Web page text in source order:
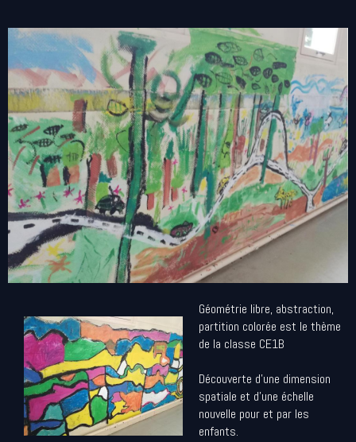
Géométrie libre, abstraction,
partition colorée est le thème
de la classe CE1B
Découverte d'une dimension
spatiale et d'une échelle
nouvelle pour et par les
enfants.